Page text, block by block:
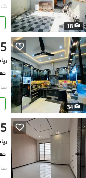
18
34